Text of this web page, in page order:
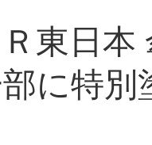
東日本
に特別